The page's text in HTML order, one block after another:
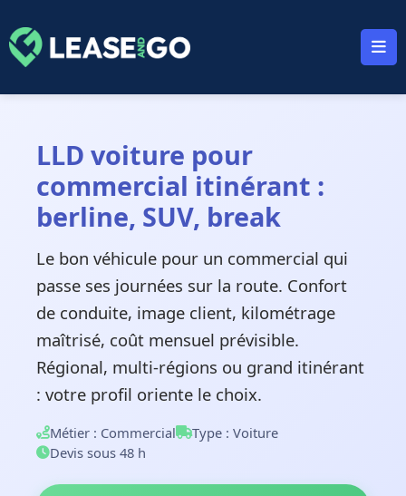
LLD voiture pour
commercial itinérant :
berline, SUV, break
Le bon véhicule pour un commercial qui
passe ses journées sur la route. Confort
de conduite, image client, kilométrage
maîtrisé, coût mensuel prévisible.
Régional, multi-régions ou grand itinérant
: votre profil oriente le choix.
Métier : Commercial
Type : Voiture
Devis sous 48 h